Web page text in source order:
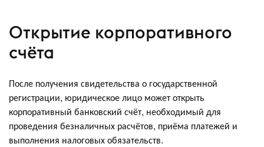
Открытие корпоративного
счёта
После получения свидетельства о государственной
регистрации, юридическое лицо может открыть
корпоративный банковский счёт, необходимый для
проведения безналичных расчётов, приёма платежей и
выполнения налоговых обязательств.